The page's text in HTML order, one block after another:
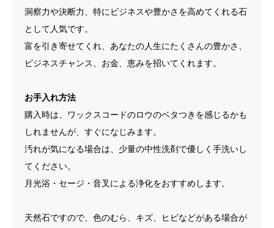
洞察力や決断力、特にビジネスや豊かさを高めてくれる石
として人気です。
富を引き寄せてくれ、あなたの人生にたくさんの豊かさ、
ビジネスチャンス、お金、恵みを招いてくれます。
お手入れ方法
購入時は、ワックスコードのロウのベタつきを感じるかも
しれませんが、すぐになじみます。
汚れが気になる場合は、少量の中性洗剤で優しく手洗いし
てください。
月光浴・セージ・音叉による浄化をおすすめします。
天然石ですので、色のむら、キズ、ヒビなどがある場合が